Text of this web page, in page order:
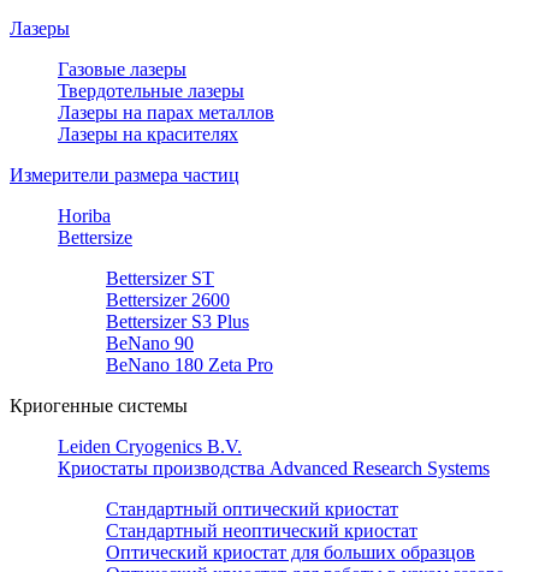
Лазеры
Газовые лазеры
Твердотельные лазеры
Лазеры на парах металлов
Лазеры на красителях
Измерители размера частиц
Horiba
Bettersize
Bettersizer ST
Bettersizer 2600
Bettersizer S3 Plus
BeNano 90
BeNano 180 Zeta Pro
Криогенные системы
Leiden Cryogenics B.V.
Криостаты производства Advanced Research Systems
Стандартный оптический криостат
Стандартный неоптический криостат
Оптический криостат для больших образцов